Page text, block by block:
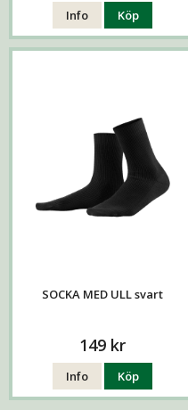
Info Köp
SOCKA MED ULL svart
149 kr
Info Köp